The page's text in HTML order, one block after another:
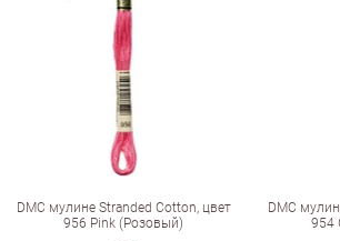
DMC мулине Stranded Cotton, цвет
956 Pink (Розовый)
DMC
954